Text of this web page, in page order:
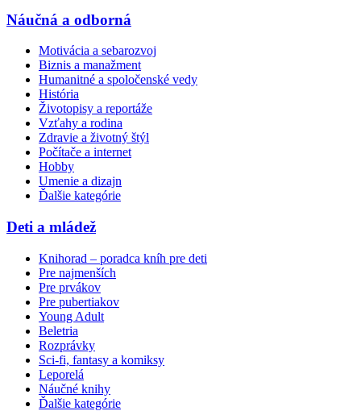
Náučná a odborná
Motivácia a sebarozvoj
Biznis a manažment
Humanitné a spoločenské vedy
História
Životopisy a reportáže
Vzťahy a rodina
Zdravie a životný štýl
Počítače a internet
Hobby
Umenie a dizajn
Ďalšie kategórie
Deti a mládež
Knihorad – poradca kníh pre deti
Pre najmenších
Pre prvákov
Pre pubertiakov
Young Adult
Beletria
Rozprávky
Sci-fi, fantasy a komiksy
Leporelá
Náučné knihy
Ďalšie kategórie